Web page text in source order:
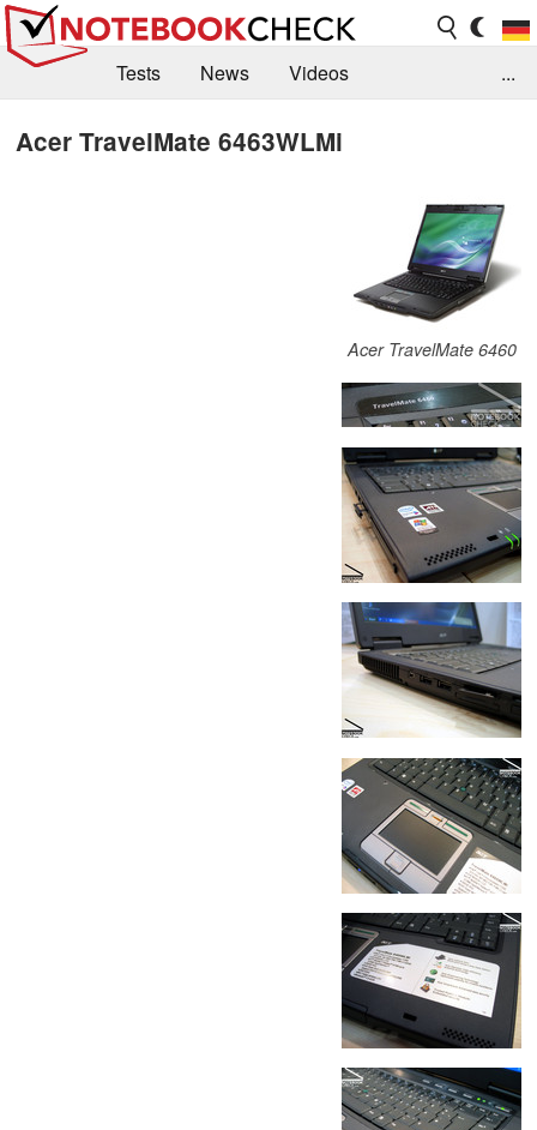
Tests News
Videos
...
Acer TravelMate 6463WLMi
Acer TravelMate 6460